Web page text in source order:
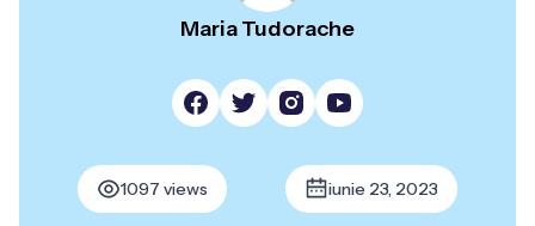
Maria Tudorache
1097 views iunie 23, 2023